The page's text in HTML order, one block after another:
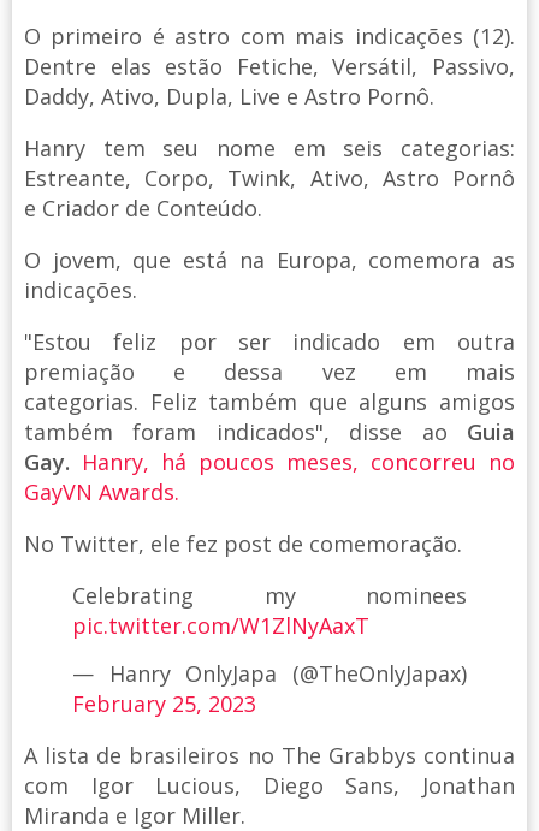
O primeiro é astro com mais indicações (12).
Dentre elas estão Fetiche, Versátil, Passivo,
Daddy, Ativo, Dupla, Live e Astro Pornô.
Hanry tem seu nome em seis categorias:
Estreante, Corpo, Twink, Ativo, Astro Pornô
e Criador de Conteúdo.
O jovem, que está na Europa, comemora as
indicações.
"Estou feliz por ser indicado em outra
premiação e dessa vez em mais
categorias. Feliz também que alguns amigos
também foram indicados", disse ao Guia
Gay. Hanry, há poucos meses, concorreu no
GayVN Awards.
No Twitter, ele fez post de comemoração.
Celebrating my nominees
pic.twitter.com/W1ZlNyAaxT
— Hanry OnlyJapa (@TheOnlyJapax)
February 25, 2023
A lista de brasileiros no The Grabbys continua
com Igor Lucious, Diego Sans, Jonathan
Miranda e Igor Miller.